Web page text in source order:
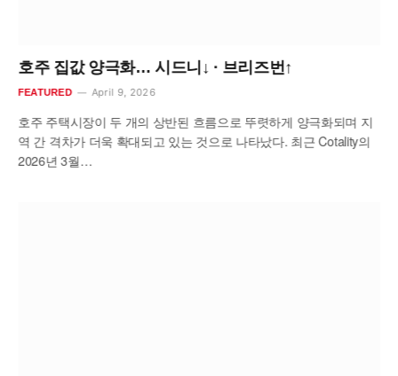
호주 집값 양극화… 시드니↓ · 브리즈번↑
FEATURED April 9, 2026
호주 주택시장이 두 개의 상반된 흐름으로 뚜렷하게 양극화되며 지
역 간 격차가 더욱 확대되고 있는 것으로 나타났다. 최근 Cotality의
2026년 3월…